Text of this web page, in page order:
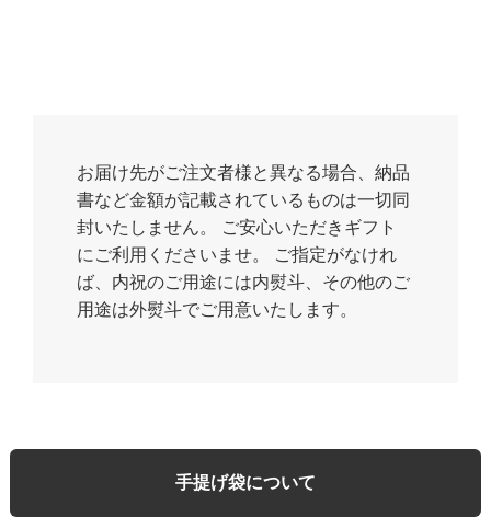
お届け先がご注文者様と異なる場合、納品
書など金額が記載されているものは一切同
封いたしません。 ご安心いただきギフト
にご利用くださいませ。 ご指定がなけれ
ば、内祝のご用途には内熨斗、その他のご
用途は外熨斗でご用意いたします。
手提げ袋について